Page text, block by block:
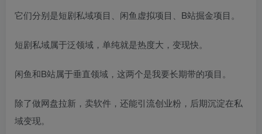
它们分别是短剧私域项目、闲鱼虚拟项目、B站掘金项目。
短剧私域属于泛领域，单纯就是热度大，变现快。
闲鱼和B站属于垂直领域，这两个是我要长期带的项目。
除了做网盘拉新，卖软件，还能引流创业粉，后期沉淀在私
域变现。